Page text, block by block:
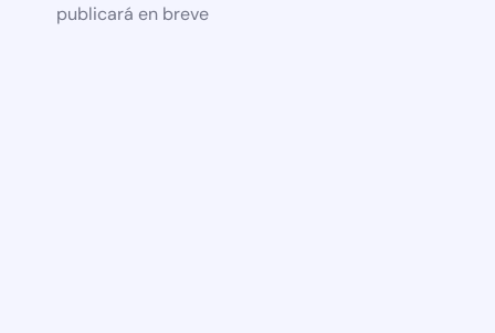
publicará en breve